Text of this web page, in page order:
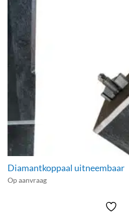
Diamantkoppaal uitneembaar
Op aanvraag